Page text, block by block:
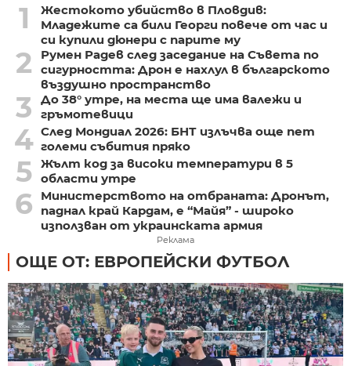
1
Жестокото убийство в Пловдив:
Младежите са били Георги повече от час и
си купили дюнери с парите му
2
Румен Радев след заседание на Съвета по
сигурността: Дрон е нахлул в българското
въздушно пространство
3
До 38° утре, на места ще има валежи и
гръмотевици
4 След Мондиал 2026: БНТ излъчва още пет
големи събития пряко
5 Жълт код за високи температури в 5
области утре
6
Министерството на отбраната: Дронът,
паднал край Кардам, е “Майя” - широко
използван от украинската армия
Реклама
ОЩЕ ОТ: ЕВРОПЕЙСКИ ФУТБОЛ